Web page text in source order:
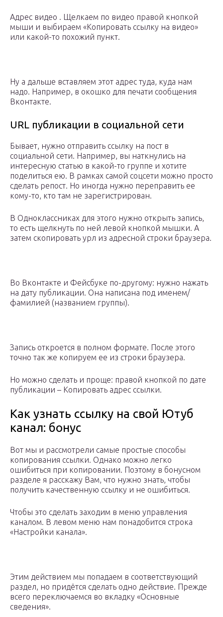
Адрес видео . Щелкаем по видео правой кнопкой
мыши и выбираем «Копировать ссылку на видео»
или какой-то похожий пункт.
Ну а дальше вставляем этот адрес туда, куда нам
надо. Например, в окошко для печати сообщения
Вконтакте.
URL публикации в социальной сети
Бывает, нужно отправить ссылку на пост в
социальной сети. Например, вы наткнулись на
интересную статью в какой-то группе и хотите
поделиться ею. В рамках самой соцсети можно просто
сделать репост. Но иногда нужно переправить ее
кому-то, кто там не зарегистрирован.
В Одноклассниках для этого нужно открыть запись,
то есть щелкнуть по ней левой кнопкой мышки. А
затем скопировать урл из адресной строки браузера.
Во Вконтакте и Фейсбуке по-другому: нужно нажать
на дату публикации. Она написана под именем/
фамилией (названием группы).
Запись откроется в полном формате. После этого
точно так же копируем ее из строки браузера.
Но можно сделать и проще: правой кнопкой по дате
публикации – Копировать адрес ссылки.
Как узнать ссылку на свой Ютуб
канал: бонус
Вот мы и рассмотрели самые простые способы
копирования ссылки. Однако можно легко
ошибиться при копировании. Поэтому в бонусном
разделе я расскажу Вам, что нужно знать, чтобы
получить качественную ссылку и не ошибиться.
Чтобы это сделать заходим в меню управления
каналом. В левом меню нам понадобится строка
«Настройки канала».
Этим действием мы попадаем в соответствующий
раздел, но придётся сделать одно действие. Прежде
всего переключаемся во вкладку «Основные
сведения».